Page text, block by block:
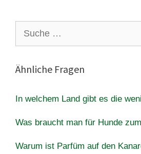
nach:
Ähnliche Fragen
In welchem Land gibt es die
Was braucht man für Hunde
Warum ist Parfüm auf den